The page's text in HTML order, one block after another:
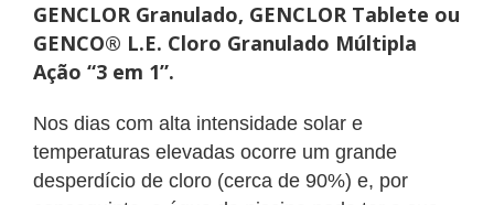
GENCLOR Granulado, GENCLOR Tablete ou
GENCO® L.E. Cloro Granulado Múltipla
Ação “3 em 1”.
Nos dias com alta intensidade solar e
temperaturas elevadas ocorre um grande
desperdício de cloro (cerca de 90%) e, por